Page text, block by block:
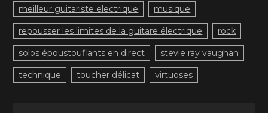
meilleur guitariste electrique musique
repousser les limites de la guitare électrique rock
solos époustouflants en direct stevie ray vaughan
technique toucher délicat virtuoses